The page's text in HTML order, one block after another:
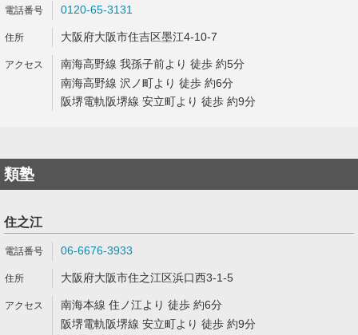
0120-65-3131
大阪府大阪市住吉区墨江4-10-7
南海高野線 我孫子前より 徒歩 約5分
南海高野線 沢ノ町より 徒歩 約6分
阪堺電軌阪堺線 安立町より 徒歩 約9分
類塾
住之江
06-6676-3933
大阪府大阪市住之江区浜口西3-1-5
南海本線 住ノ江より 徒歩 約6分
阪堺電軌阪堺線 安立町より 徒歩 約9分